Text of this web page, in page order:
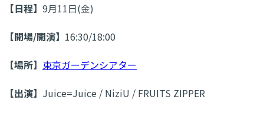
【日程】 9月11日(金)
【開場/開演】 16:30/18:00
【場所】 東京ガーデンシアター
【出演】 Juice=Juice / NiziU / FRUITS ZIPPER